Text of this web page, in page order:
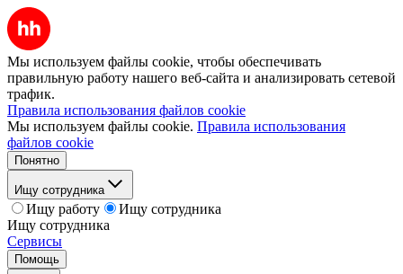
Мы используем файлы cookie, чтобы обеспечивать
правильную работу нашего веб-сайта и анализировать сетевой
трафик.
Правила использования файлов cookie
Мы используем файлы cookie. Правила использования
файлов cookie
Понятно
Ищу сотрудника
Ищу работу
Ищу сотрудника
Ищу сотрудника
Сервисы
Помощь